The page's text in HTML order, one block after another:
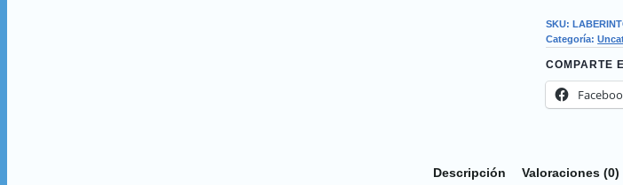
SKU:
Categoría:
COMPARTE
Descripción Valoraciones (0)